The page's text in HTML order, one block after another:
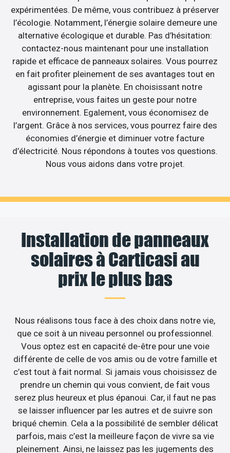
expérimentées. De même, vous contribuez à préserver
l’écologie. Notamment, l’énergie solaire demeure une
alternative écologique et durable. Pas d’hésitation:
contactez-nous maintenant pour une installation
rapide et efficace de panneaux solaires. Vous pourrez
en fait profiter pleinement de ses avantages tout en
agissant pour la planète. En choisissant notre
entreprise, vous faites un geste pour notre
environnement. Egalement, vous économisez de
l’argent. Grâce à nos services, vous pourrez faire des
économies d’énergie et diminuer votre facture
d’électricité. Nous répondons à toutes vos questions.
Nous vous aidons dans votre projet.
Installation de panneaux
solaires à Carticasi au
prix le plus bas
Nous réalisons tous face à des choix dans notre vie,
que ce soit à un niveau personnel ou professionnel.
Vous optez est en capacité de-être pour une voie
différente de celle de vos amis ou de votre famille et
c’est tout à fait normal. Si jamais vous choisissez de
prendre un chemin qui vous convient, de fait vous
serez plus heureux et plus épanoui. Car, il faut ne pas
se laisser influencer par les autres et de suivre son
briqué chemin. Cela a la possibilité de sembler délicat
parfois, mais c’est la meilleure façon de vivre sa vie
pleinement. Ainsi, ne laissez pas les jugements des